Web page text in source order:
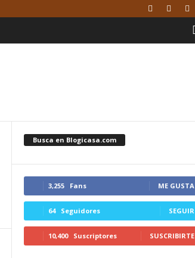
Busca en Blogicasa.com
3,255 Fans ME GUSTA
64 Seguidores SEGUIR
10,400 Suscriptores SUSCRIBIRTE